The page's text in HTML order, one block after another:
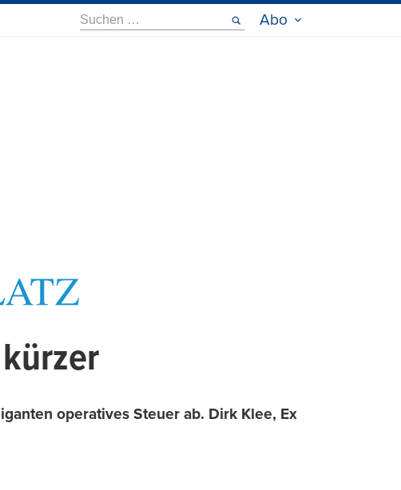
Suche
nach:
Abo
operatives Steuer ab. Dirk Klee, Ex